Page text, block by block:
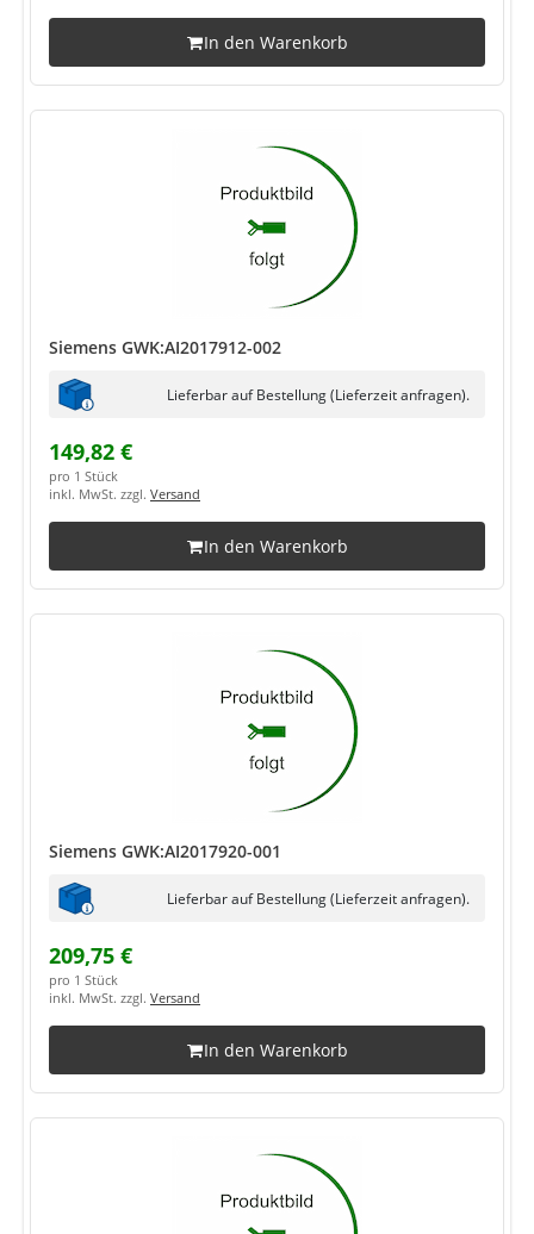
In den Warenkorb
Siemens GWK:AI2017912-002
Lieferbar auf Bestellung (Lieferzeit anfragen).
149,82 €
pro 1 Stück
inkl. MwSt. zzgl. Versand
In den Warenkorb
Siemens GWK:AI2017920-001
Lieferbar auf Bestellung (Lieferzeit anfragen).
209,75 €
pro 1 Stück
inkl. MwSt. zzgl. Versand
In den Warenkorb